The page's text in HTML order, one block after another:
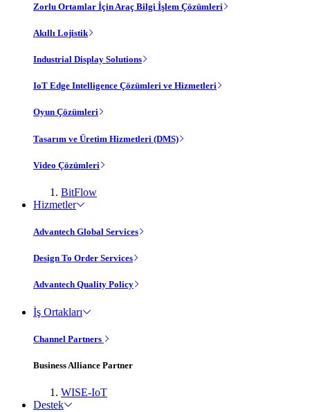
Zorlu Ortamlar İçin Araç Bilgi İşlem Çözümleri
Akıllı Lojistik
Industrial Display Solutions
IoT Edge Intelligence Çözümleri ve Hizmetleri
Oyun Çözümleri
Tasarım ve Üretim Hizmetleri (DMS)
Video Çözümleri
BitFlow
Hizmetler
Advantech Global Services
Design To Order Services
Advantech Quality Policy
İş Ortakları
Channel Partners
Business Alliance Partner
WISE-IoT
Destek